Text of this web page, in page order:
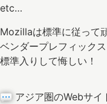
etc…
Mozillaは標準に従って
ベンダープレフィックス
標準入りして悔しい！
アジア圏のWebサイ